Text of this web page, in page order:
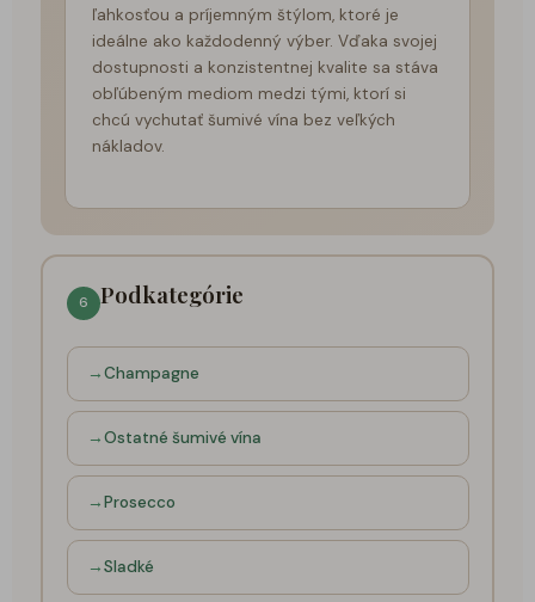
ľahkosťou a príjemným štýlom, ktoré je
ideálne ako každodenný výber. Vďaka svojej
dostupnosti a konzistentnej kvalite sa stáva
obľúbeným mediom medzi tými, ktorí si
chcú vychutať šumivé vína bez veľkých
nákladov.
6 Podkategórie
Champagne
Ostatné šumivé vína
Prosecco
Sladké